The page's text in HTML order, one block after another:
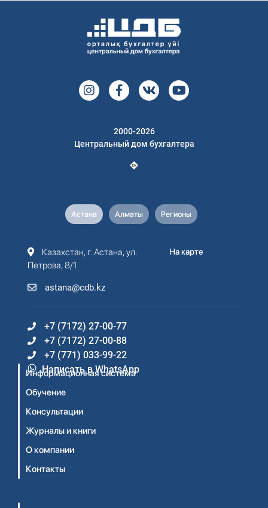
2000-2026
Центральный дом бухгалтера
Астана Алматы Регионы
Казахстан, г. Астана, ул.
Петрова, 8/1
astana@cdb.kz
На карте
+7 (7172) 27-00-77
+7 (7172) 27-00-88
+7 (771) 033-99-22
Написать в WhatsApp
Информационная система
Обучение
Консультации
Журналы и книги
О компании
Контакты